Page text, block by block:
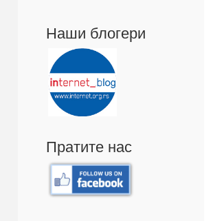
Наши блогери
Пратите нас